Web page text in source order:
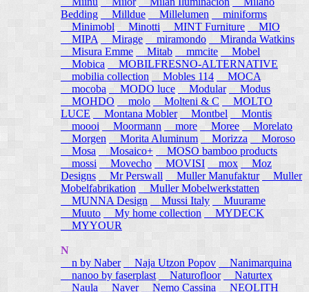
Bedding
Milldue Millelumen
miniforms
Minimobl Minotti MINT Furniture
MIO
MIPA
Mirage miramondo
Miranda Watkins
Misura Emme
Mitab mmcite
Mobel
Mobica
MOBILFRESNO-ALTERNATIVE
mobilia collection
Mobles 114
MOCA
mocoba
MODO luce Modular
Modus
MOHDO
molo Molteni & C
MOLTO
LUCE
Montana Mobler Montbel
Montis
moooi
Moormann more Moree
Morelato
Morgen
Morita Aluminum Morizza
Moroso
Mosa
Mosaico+
MOSO bamboo products
mossi
Movecho MOVISI mox
Moz
Designs
Mr Perswall Muller Manufaktur
Muller
Mobelfabrikation
Muller Mobelwerkstatten
MUNNA Design
Mussi Italy
Muurame
Muuto My home collection
MYDECK
MYYOUR
N
n by Naber
Naja Utzon Popov
Nanimarquina
nanoo by faserplast
Naturofloor
Naturtex
Naula
Naver Nemo Cassina
NEOLITH